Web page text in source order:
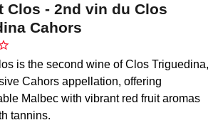
Clos - 2nd vin du Clos
Cahors
is the second wine of Clos Triguedina,
Cahors appellation, offering
Malbec with vibrant red fruit aromas
tannins.